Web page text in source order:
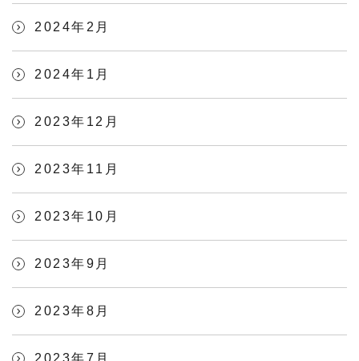
2024年2月
2024年1月
2023年12月
2023年11月
2023年10月
2023年9月
2023年8月
2023年7月